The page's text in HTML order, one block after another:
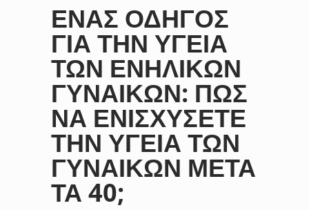
ΈΝΑΣ ΟΔΗΓΌΣ
ΓΙΑ ΤΗΝ ΥΓΕΊΑ
ΤΩΝ ΕΝΗΛΊΚΩΝ
ΓΥΝΑΙΚΏΝ: ΠΏΣ
ΝΑ ΕΝΙΣΧΎΣΕΤΕ
ΤΗΝ ΥΓΕΊΑ ΤΩΝ
ΓΥΝΑΙΚΏΝ ΜΕΤΆ
ΤΑ 40;